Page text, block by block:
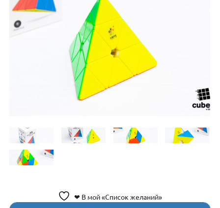
❤ В мой «Список желаний»